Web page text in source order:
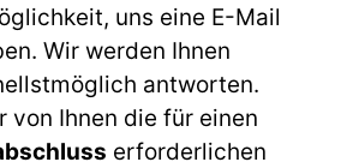
uns eine E-Mail
Wir werden Ihnen
antworten.
von Ihnen die für einen
erforderlichen